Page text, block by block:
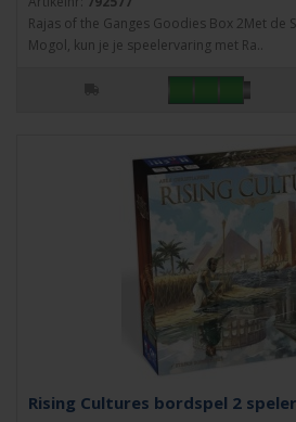
Rajas of the Ganges Goodies Box 2Met de
Mogol, kun je je speelervaring met Ra..
Rising Cultures bordspel 2